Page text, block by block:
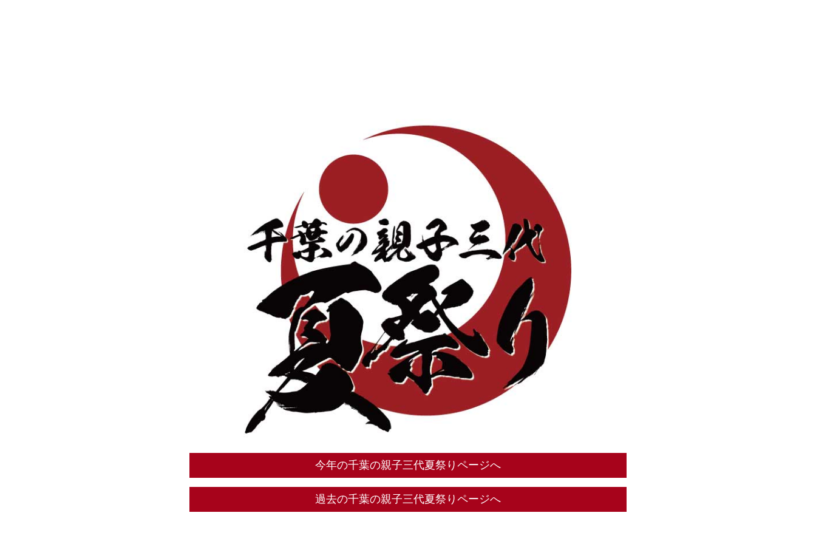
今年の千葉の親子三代夏祭りページへ
過去の千葉の親子三代夏祭りページへ